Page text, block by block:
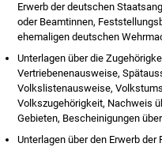
Erwerb der deutschen
oder Beamtinnen,
ehemaligen deutschen
Unterlagen über die
Vertriebenenausweise,
Volkslistenausweise,
Volkszugehörigkeit, Nachweis
Gebieten, Bescheinigungen
Unterlagen über den Erwerb